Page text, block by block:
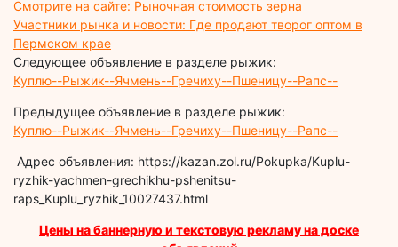
Смотрите на сайте: Рыночная стоимость зерна
Участники рынка и новости: Где продают творог оптом в
Пермском крае
Следующее объявление в разделе рыжик:
Куплю--Рыжик--Ячмень--Гречиху--Пшеницу--Рапс--
Предыдущее объявление в разделе рыжик:
Куплю--Рыжик--Ячмень--Гречиху--Пшеницу--Рапс--
Адрес объявления: https://kazan.zol.ru/Pokupka/Kuplu-
ryzhik-yachmen-grechikhu-pshenitsu-
raps_Kuplu_ryzhik_10027437.html
Цены на баннерную и текстовую рекламу на доске